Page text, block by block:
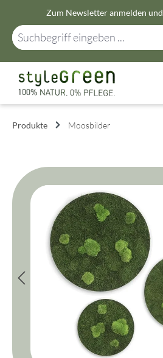
Zum Hauptinhalt springen
Zum Newsletter anmelden und
Produkte Moosbilder
Bildergalerie überspringen